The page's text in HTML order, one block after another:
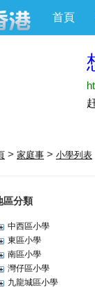
首頁
> 家庭事 > 小學列表
區分類
中西區小學
東區小學
南區小學
灣仔區小學
九龍城區小學